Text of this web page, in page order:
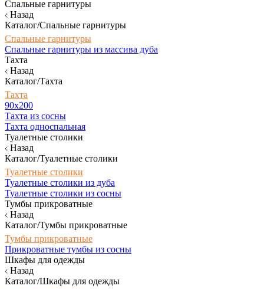
Спальные гарнитуры
Назад
Каталог/Спальные гарнитуры
Спальные гарнитуры
Спальные гарнитуры из массива дуба
Тахта
Назад
Каталог/Тахта
Тахта
90х200
Тахта из сосны
Тахта односпальная
Туалетные столики
Назад
Каталог/Туалетные столики
Туалетные столики
Туалетные столики из дуба
Туалетные столики из сосны
Тумбы прикроватные
Назад
Каталог/Тумбы прикроватные
Тумбы прикроватные
Прикроватные тумбы из сосны
Шкафы для одежды
Назад
Каталог/Шкафы для одежды